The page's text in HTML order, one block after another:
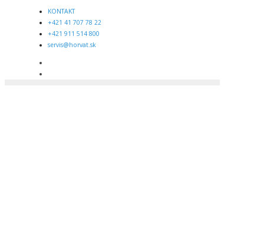
KONTAKT
+421 41 707 78 22
+421 911 514 800
servis@horvat.sk